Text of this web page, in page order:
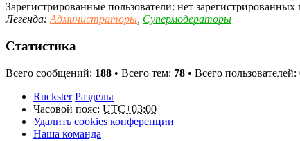
Зарегистрированные пользователи: нет зарегистрированных
Легенда: Администраторы Супермодераторы
Статистика
Всего сообщений: 188 • Всего тем: 78 • Всего пользователей:
Ruckster Разделы
Часовой пояс: UTC+03:00
Удалить cookies конференции
Наша команда